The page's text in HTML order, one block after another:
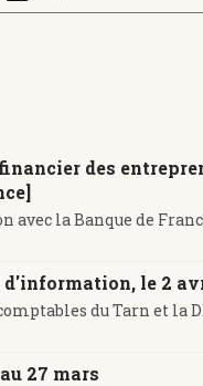
des
la Banque de
d'information, le 2
du Tarn et la
27 mars